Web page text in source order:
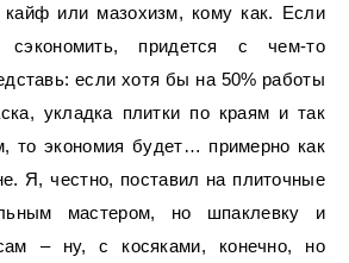
или мазохизм, кому как. Если
придется с чем-то
если хотя бы на 50% работы
укладка плитки по краям и так
то экономия будет… примерно как
Я, честно, поставил на плиточные
мастером, но шпаклевку и
– ну, с косяками, конечно, но